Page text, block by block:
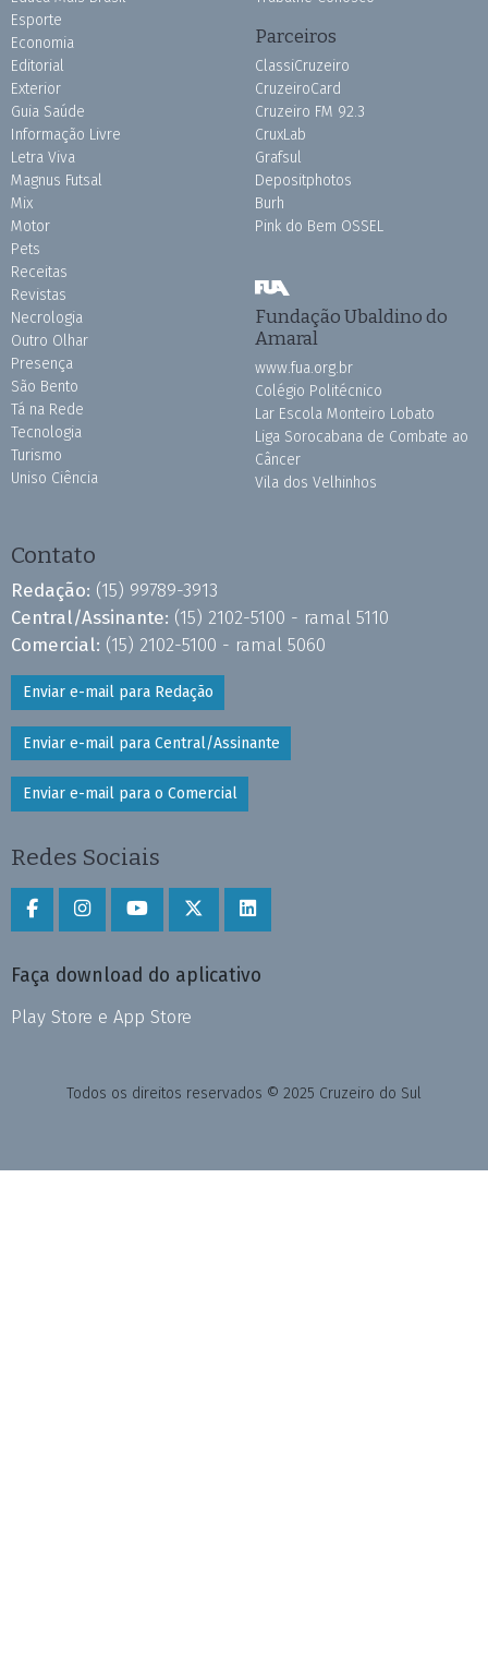
Esporte
Economia
Editorial
Exterior
Guia Saúde
Informação Livre
Letra Viva
Magnus Futsal
Mix
Motor
Pets
Receitas
Revistas
Necrologia
Outro Olhar
Presença
São Bento
Tá na Rede
Tecnologia
Turismo
Uniso Ciência
Parceiros
ClassiCruzeiro
CruzeiroCard
Cruzeiro FM 92.3
CruxLab
Grafsul
Depositphotos
Burh
Pink do Bem OSSEL
Fundação Ubaldino do
Amaral
www.fua.org.br
Colégio Politécnico
Lar Escola Monteiro Lobato
Liga Sorocabana de Combate ao
Câncer
Vila dos Velhinhos
Contato
Redação: (15) 99789-3913
Central/Assinante: (15) 2102-5100 - ramal 5110
Comercial: (15) 2102-5100 - ramal 5060
Enviar e-mail para Redação
Enviar e-mail para Central/Assinante
Enviar e-mail para o Comercial
Redes Sociais
Faça download do aplicativo
Play Store e App Store
Todos os direitos reservados © 2025 Cruzeiro do Sul